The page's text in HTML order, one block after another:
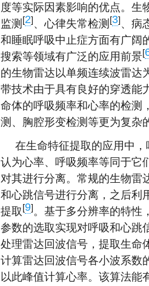
度等实际因素影响的优点。生
监测 [2]、心律失常检测 [3]、病
和睡眠呼吸中止症方面有广阔
搜索等领域有广泛的应用前景[
的生物雷达以单频连续波雷达
带技术由于具有良好的穿透能
命体的呼吸频率和心率的检测
测、胸腔形变检测等更为复杂
在生命特征提取的应用中
认为心率、呼吸频率等同于它
对其进行分离。常规的生物雷
和心跳信号进行分离，之后利
提取[9]。基于多分辨率的特性
参数的选取实现对呼吸和心跳
处理雷达回波信号，提取生命
计算雷达回波信号各小波系数
以此峰值计算心率。该算法能